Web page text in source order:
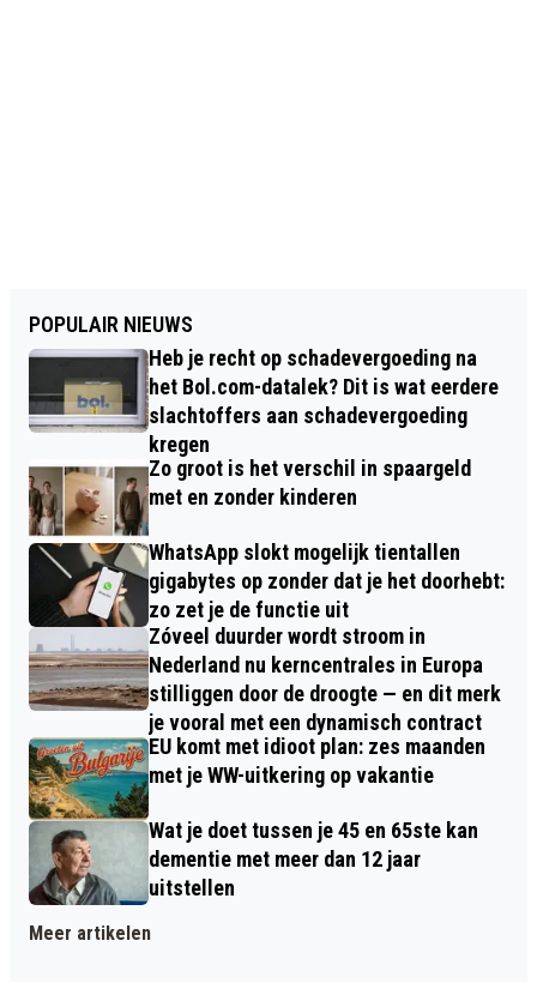
POPULAIR NIEUWS
Heb je recht op schadevergoeding na
het Bol.com-datalek? Dit is wat eerdere
slachtoffers aan schadevergoeding
kregen
Zo groot is het verschil in spaargeld
met en zonder kinderen
WhatsApp slokt mogelijk tientallen
gigabytes op zonder dat je het doorhebt:
zo zet je de functie uit
Zóveel duurder wordt stroom in
Nederland nu kerncentrales in Europa
stilliggen door de droogte — en dit merk
je vooral met een dynamisch contract
EU komt met idioot plan: zes maanden
met je WW-uitkering op vakantie
Wat je doet tussen je 45 en 65ste kan
dementie met meer dan 12 jaar
uitstellen
Meer artikelen